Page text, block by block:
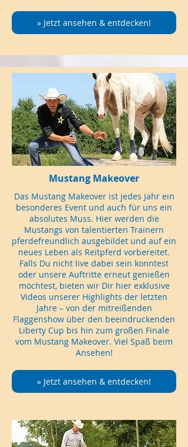
» Jetzt ansehen & entdecken!
Mustang Makeover
Das Mustang Makeover ist jedes Jahr ein
besonderes Event und auch für uns ein
absolutes Muss. Hier werden die
Mustangs von talentierten Trainern
pferdefreundlich ausgebildet und auf ein
neues Leben als Reitpferd vorbereitet.
Falls Du nicht live dabei sein konntest
oder unsere Auftritte erneut genießen
möchtest, bieten wir Dir hier exklusive
Videos unserer Highlights der letzten
Jahre – von der mitreißenden
Flaggenshow über den beeindruckenden
Liberty Cup bis hin zum großen Finale
vom Mustang Makeover. Viel Spaß beim
Ansehen!
» Jetzt ansehen & entdecken!